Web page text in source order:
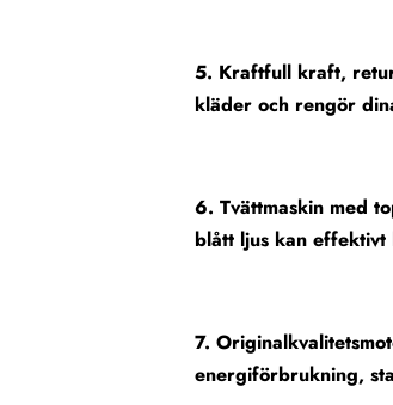
5. Kraftfull kraft,
kläder och rengör
6. Tvättmaskin med
blått ljus kan effektivt
7.
energiförbrukning,